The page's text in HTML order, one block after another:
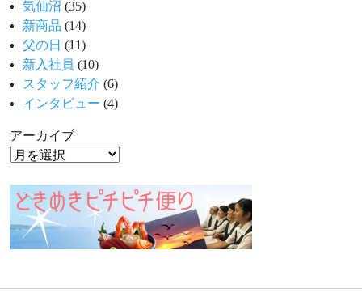
気仙沼 (35)
新商品 (14)
父の日 (11)
新入社員 (10)
スタッフ紹介 (6)
インタビュー (4)
アーカイブ